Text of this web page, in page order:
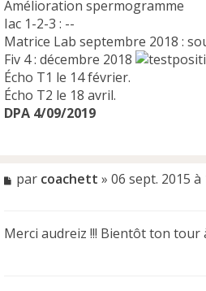
Amélioration spermogramme
Iac 1-2-3 : --
Matrice Lab septembre 2018 :
Fiv 4 : décembre 2018
Écho T1 le 14 février.
Écho T2 le 18 avril.
DPA 4/09/2019
M
s
a
par coachett » 06 sept. 2015 à
Merci audreiz !!! Bientôt ton tour